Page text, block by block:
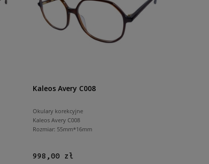
Kaleos Avery C008
Okulary korekcyjne
Kaleos Avery C008
Rozmiar: 55mm*16mm
998,00 zł